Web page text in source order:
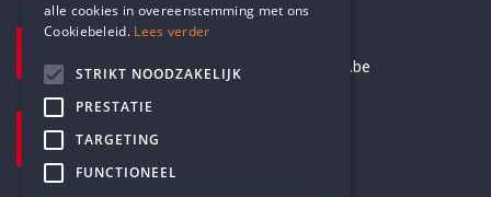
E-MAILADRES
secretariaat@humanistischverbond.be
Pottenbrug 4
Antwerpen, 2000
alle cookies in overeenstemming met ons
Cookiebeleid. Lees verder
STRIKT NOODZAKELIJK
PRESTATIE
TARGETING
FUNCTIONEEL